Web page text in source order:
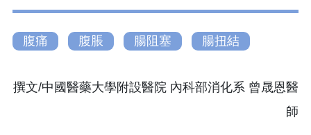
腹痛 腹脹 腸阻塞 腸扭結
撰文/中國醫藥大學附設醫院 內科部消化系 曾晟恩醫
師